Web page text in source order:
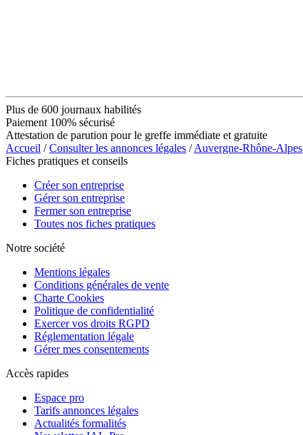
Plus de 600 journaux habilités
Paiement 100% sécurisé
Attestation de parution pour le greffe immédiate et gratuite
Accueil /Consulter les annonces légales /Auvergne-Rhône-Alpes
Fiches pratiques et conseils
Créer son entreprise
Gérer son entreprise
Fermer son entreprise
Toutes nos fiches pratiques
Notre société
Mentions légales
Conditions générales de vente
Charte Cookies
Politique de confidentialité
Exercer vos droits RGPD
Réglementation légale
Gérer mes consentements
Accès rapides
Espace pro
Tarifs annonces légales
Actualités formalités